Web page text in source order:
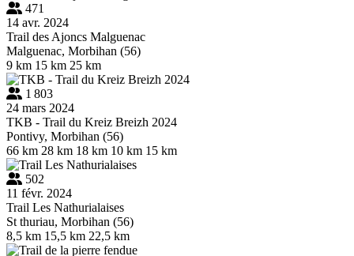
471
14 avr. 2024
Trail des Ajoncs Malguenac
Malguenac, Morbihan (56)
9 km 15 km 25 km
1 803
24 mars 2024
TKB - Trail du Kreiz Breizh 2024
Pontivy, Morbihan (56)
66 km 28 km 18 km 10 km 15 km
502
11 févr. 2024
Trail Les Nathurialaises
St thuriau, Morbihan (56)
8,5 km 15,5 km 22,5 km